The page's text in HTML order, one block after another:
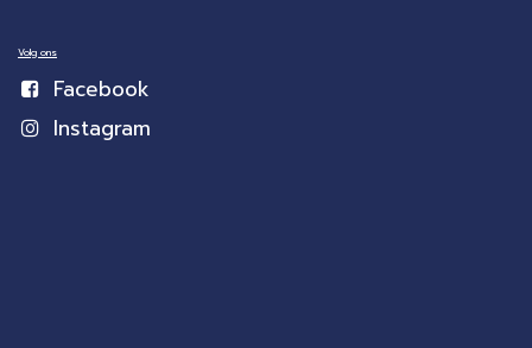
Volg ons
Facebook
Instagram